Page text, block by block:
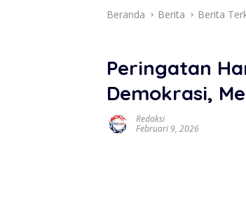
Beranda Berita Berita
Peringatan
Demokrasi,
Redaksi
Februari 9, 2026